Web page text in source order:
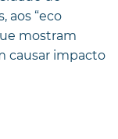
aos “eco
mostram
causar impacto